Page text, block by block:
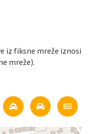
iz fiksne mreže iznosi
mreže).